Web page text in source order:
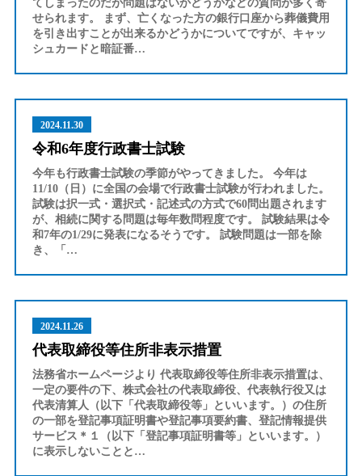
てしまったのだが問題はないかどうかなどの質問が多く寄
せられます。 まず、亡くなった方の銀行口座から葬儀費用
を引き出すことが出来るかどうかについてですが、キャッ
シュカードと暗証番…
2024.11.30
令和6年度行政書士試験
今年も行政書士試験の季節がやってきました。 今年は
11/10（日）に全国の会場で行政書士試験が行われました。
試験は択一式・選択式・記述式の方式で60問出題されます
が、相続に関する問題は毎年数問程度です。 試験結果は令
和7年の1/29に発表になるそうです。 試験問題は一部を除
き、「…
2024.11.26
代表取締役等住所非表示措置
法務省ホームページより 代表取締役等住所非表示措置は、
一定の要件の下、株式会社の代表取締役、代表執行役又は
代表清算人（以下「代表取締役等」といいます。）の住所
の一部を登記事項証明書や登記事項要約書、登記情報提供
サービス＊１（以下「登記事項証明書等」といいます。）
に表示しないことと…